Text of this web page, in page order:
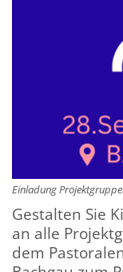
Einladung
Gestalten Sie
an alle
dem